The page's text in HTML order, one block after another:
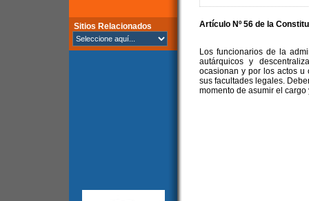
Sitios Relacionados Artículo Nº 56 de la
Los funcionarios de la
autárquicos y
ocasionan y por los actos u
sus facultades legales.
momento de asumir el cargo